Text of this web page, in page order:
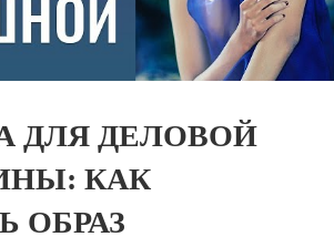
ДЛЯ ДЕЛОВОЙ
КАК
ОБРАЗ